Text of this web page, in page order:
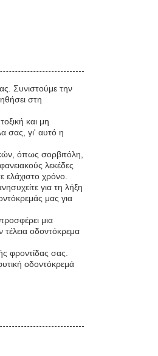
Συνιστούμε την
στη
και μη
σας, γι' αυτό η
όπως σορβιτόλη,
λεκέδες
ελάχιστο χρόνο.
για τη λήξη
μας για
μια
τέλεια οδοντόκρεμα
φροντίδας σας.
οδοντόκρεμά